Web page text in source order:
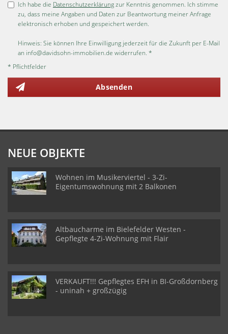
Ich habe die Datenschutzerklärungzur Kenntnis genommen. Ich stimme
zu, dass meine Angaben und Daten zur Beantwortung meiner Anfrage
elektronisch erhoben und gespeichert werden.
Hinweis: Sie können Ihre Einwilligung jederzeit für die Zukunft per E-Mail
an info@davidsohn-immobilien.de widerrufen. *
* Pflichtfelder
Absenden
NEUE OBJEKTE
Wohnen im Musikerviertel - 3-Zi-
Eigentumswohnung mit 2 Balkonen
Altbaucharme im Bielefelder Westen -
Gepflegte 4-Zi-Wohnung mit Flair
VERKAUFT!!! Gepflegtes EFH in BI-Großdornberg
- uninah + großzügig